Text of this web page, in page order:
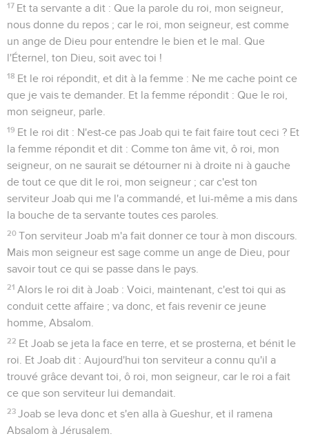
17 Et ta servante a dit : Que la parole du roi, mon seigneur,
nous donne du repos ; car le roi, mon seigneur, est comme
un ange de Dieu pour entendre le bien et le mal. Que
l'Éternel, ton Dieu, soit avec toi !
18 Et le roi répondit, et dit à la femme : Ne me cache point ce
que je vais te demander. Et la femme répondit : Que le roi,
mon seigneur, parle.
19 Et le roi dit : N'est-ce pas Joab qui te fait faire tout ceci ? Et
la femme répondit et dit : Comme ton âme vit, ô roi, mon
seigneur, on ne saurait se détourner ni à droite ni à gauche
de tout ce que dit le roi, mon seigneur ; car c'est ton
serviteur Joab qui me l'a commandé, et lui-même a mis dans
la bouche de ta servante toutes ces paroles.
20 Ton serviteur Joab m'a fait donner ce tour à mon discours.
Mais mon seigneur est sage comme un ange de Dieu, pour
savoir tout ce qui se passe dans le pays.
21 Alors le roi dit à Joab : Voici, maintenant, c'est toi qui as
conduit cette affaire ; va donc, et fais revenir ce jeune
homme, Absalom.
22 Et Joab se jeta la face en terre, et se prosterna, et bénit le
roi. Et Joab dit : Aujourd'hui ton serviteur a connu qu'il a
trouvé grâce devant toi, ô roi, mon seigneur, car le roi a fait
ce que son serviteur lui demandait.
23 Joab se leva donc et s'en alla à Gueshur, et il ramena
Absalom à Jérusalem.